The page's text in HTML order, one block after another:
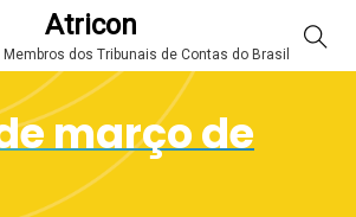
Atricon
dos Tribunais de Contas do Brasil
março de